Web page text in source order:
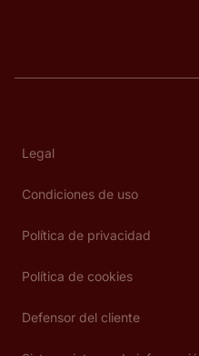
Legal
Condiciones de uso
Política de privacidad
Política de cookies
Defensor del cliente